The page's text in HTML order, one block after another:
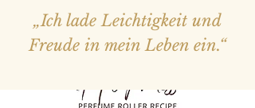
„Ich lade Leichtigkeit und
Freude in mein Leben ein.“